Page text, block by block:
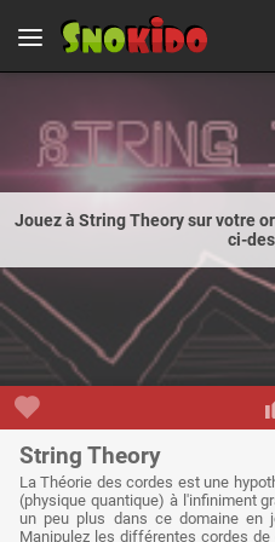
Jouez à String Theory sur votre
ci-
String Theory
La Théorie des cordes est une
(physique quantique) à l'infiniment
un peu plus dans ce domaine en
Manipulez les différentes cordes